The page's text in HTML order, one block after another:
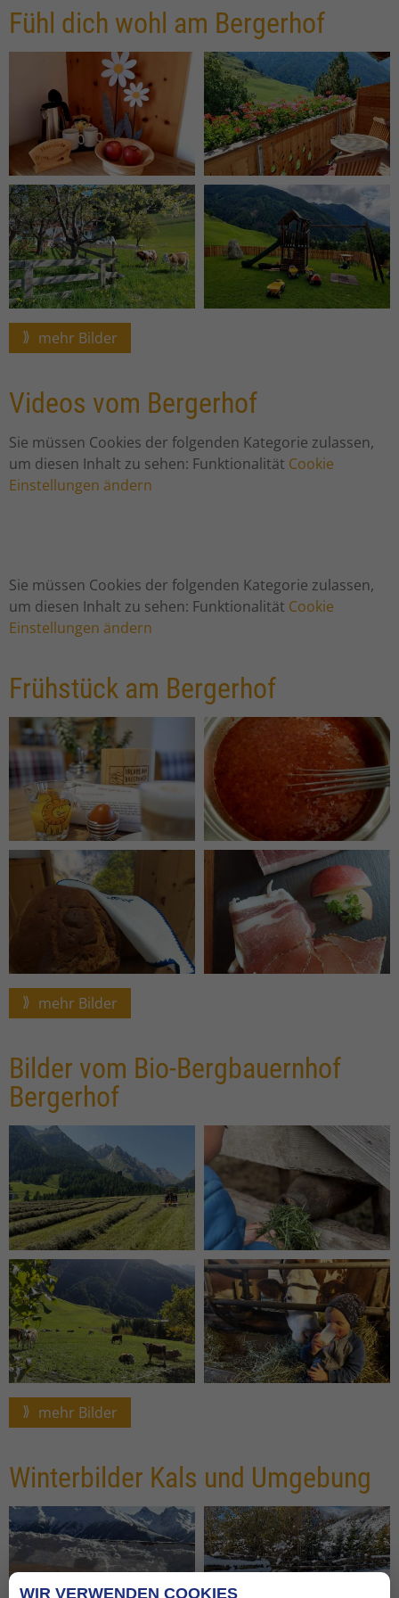
Fühl dich wohl am Bergerhof
mehr Bilder
Videos vom Bergerhof
Sie müssen Cookies der folgenden Kategorie zulassen,
um diesen Inhalt zu sehen: Funktionalität Cookie
Einstellungen ändern
Sie müssen Cookies der folgenden Kategorie zulassen,
um diesen Inhalt zu sehen: Funktionalität Cookie
Einstellungen ändern
Frühstück am Bergerhof
mehr Bilder
Bilder vom Bio-Bergbauernhof
Bergerhof
mehr Bilder
Winterbilder Kals und Umgebung
WIR VERWENDEN COOKIES